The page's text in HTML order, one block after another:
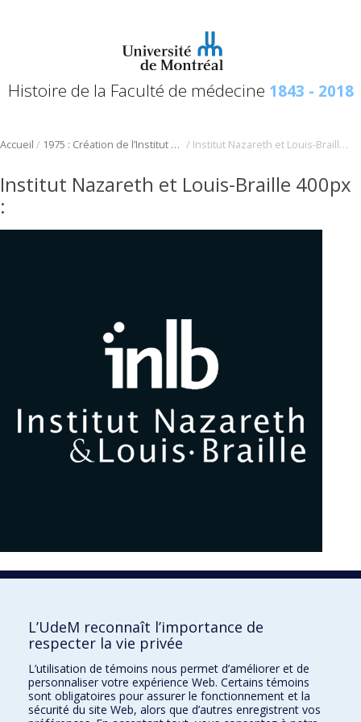
Histoire de la Faculté de médecine 1843 - 2018
Accueil / 1975 : Création de l’Institut Nazareth et Louis-Braille / Institut Nazareth et Louis-Braille 400px
Institut Nazareth et Louis-Braille 400px
:
L’UdeM reconnaît l’importance de
respecter la vie privée
L’utilisation de témoins nous permet d’améliorer et de
personnaliser votre expérience Web. Certains témoins
sont obligatoires pour assurer le fonctionnement et la
sécurité du site Web, alors que d’autres enregistrent vos